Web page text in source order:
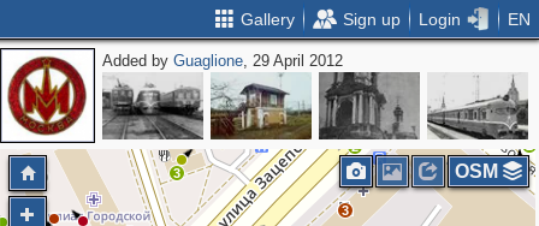
Gallery Sign up Login EN
Added byGuaglione, 29 April 2012
2
3
2
3
3 OSM